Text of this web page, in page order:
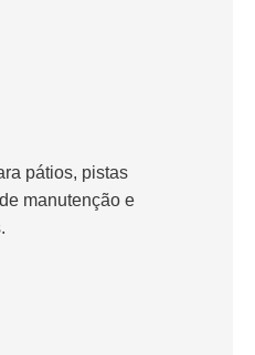
pátios, pistas
manutenção e